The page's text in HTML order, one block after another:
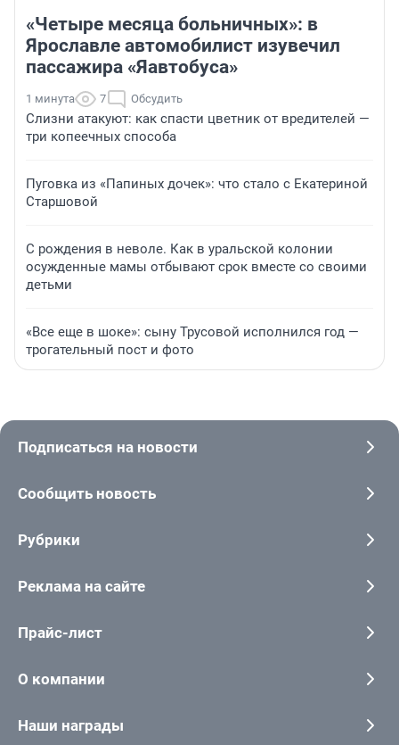
«Четыре месяца больничных»: в
Ярославле автомобилист изувечил
пассажира «Яавтобуса»
1 минута 7 Обсудить
Слизни атакуют: как спасти цветник от вредителей —
три копеечных способа
Пуговка из «Папиных дочек»: что стало с Екатериной
Старшовой
С рождения в неволе. Как в уральской колонии
осужденные мамы отбывают срок вместе со своими
детьми
«Все еще в шоке»: сыну Трусовой исполнился год —
трогательный пост и фото
Подписаться на новости
Сообщить новость
Рубрики
Реклама на сайте
Прайс-лист
О компании
Наши награды